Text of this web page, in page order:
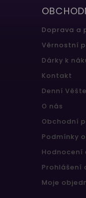
Doprava a
Věrnostní
Dárky k
Kontakt
Denní
O nás
Obchodní
Podmínky
Hodnocení
Prohlášení
Moje